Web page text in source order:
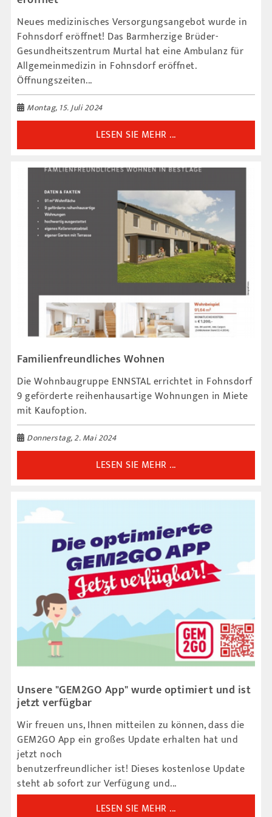
Neues medizinisches Versorgungsangebot wurde in
Fohnsdorf eröffnet! Das Barmherzige Brüder-
Gesundheitszentrum Murtal hat eine Ambulanz für
Allgemeinmedizin in Fohnsdorf eröffnet.
Öffnungszeiten...
Montag, 15. Juli 2024
LESEN SIE MEHR ...
Familienfreundliches Wohnen
Die Wohnbaugruppe ENNSTAL errichtet in Fohnsdorf
9 geförderte reihenhausartige Wohnungen in Miete
mit Kaufoption.
Donnerstag, 2. Mai 2024
LESEN SIE MEHR ...
Unsere "GEM2GO App" wurde optimiert und ist
jetzt verfügbar
Wir freuen uns, Ihnen mitteilen zu können, dass die
GEM2GO App ein großes Update erhalten hat und
jetzt noch
benutzerfreundlicher ist! Dieses kostenlose Update
steht ab sofort zur Verfügung und...
LESEN SIE MEHR ...